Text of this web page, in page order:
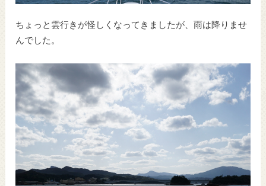
ちょっと雲行きが怪しくなってきましたが、雨は降りませ
んでした。